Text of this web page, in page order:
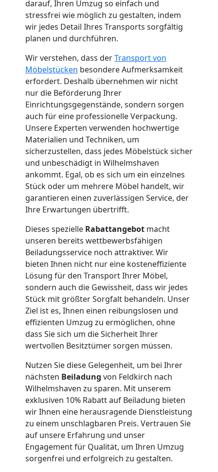
darauf, Ihren Umzug so einfach und
stressfrei wie möglich zu gestalten, indem
wir jedes Detail Ihres Transports sorgfältig
planen und durchführen.
Wir verstehen, dass derTransport von
Möbelstücken besondere Aufmerksamkeit
erfordert. Deshalb übernehmen wir nicht
nur die Beförderung Ihrer
Einrichtungsgegenstände, sondern sorgen
auch für eine professionelle Verpackung.
Unsere Experten verwenden hochwertige
Materialien und Techniken, um
sicherzustellen, dass jedes Möbelstück sicher
und unbeschädigt in Wilhelmshaven
ankommt. Egal, ob es sich um ein einzelnes
Stück oder um mehrere Möbel handelt, wir
garantieren einen zuverlässigen Service, der
Ihre Erwartungen übertrifft.
Dieses spezielle Rabattangebot macht
unseren bereits wettbewerbsfähigen
Beiladungsservice noch attraktiver. Wir
bieten Ihnen nicht nur eine kosteneffiziente
Lösung für den Transport Ihrer Möbel,
sondern auch die Gewissheit, dass wir jedes
Stück mit größter Sorgfalt behandeln. Unser
Ziel ist es, Ihnen einen reibungslosen und
effizienten Umzug zu ermöglichen, ohne
dass Sie sich um die Sicherheit Ihrer
wertvollen Besitztümer sorgen müssen.
Nutzen Sie diese Gelegenheit, um bei Ihrer
nächsten Beiladung von Feldkirch nach
Wilhelmshaven zu sparen. Mit unserem
exklusiven 10% Rabatt auf Beiladung bieten
wir Ihnen eine herausragende Dienstleistung
zu einem unschlagbaren Preis. Vertrauen Sie
auf unsere Erfahrung und unser
Engagement für Qualität, um Ihren Umzug
sorgenfrei und erfolgreich zu gestalten.
Küchenumzug
Feldkirch
Umzug
und
Lagerung
Feldkirch
Full-
Service-
Umzug
Feldkirch
Qualitäts-
Umzüge
Feldkirch
Vereinsumzug
Feldkirch
Anfrage